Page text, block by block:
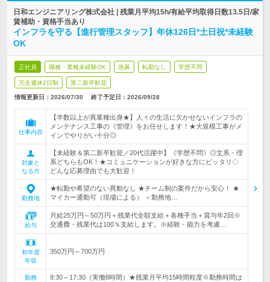
日和エンジニアリング株式会社 | 残業月平均15h/有給平均取得日数13.5日/家
賃補助・資格手当あり
インフラを守る【進行管理スタッフ】年休126日*土日祝*未経験
OK
正社員 職種・業種未経験OK 急募 転勤なし 学歴不問
完全週休2日制 第二新卒歓迎
情報更新日：2026/07/30 終了予定日： 2026/09/28
仕事内容
【半数以上が異業種出身★】人々の生活に欠かせないインフラの
メンテナンス工事の《管理》をお任せします！★大規模工事がメ
インでやりがい十分◎
対象と
なる方
【未経験＆第二新卒歓迎／20代活躍中】《学歴不問》◎文系・理
系どちらもOK！★コミュニケーションが好きな方にピッタリ◇
どんな応募理由でも大歓迎！
勤務地
★転勤や希望のない異動なし ★チーム制の案件だから安心！ ★
マイカー通勤可（現場による） ＜勤務地…
給与
月給25万円～50万円＋残業代全額支給＋各種手当＋賞与年2回※
交通費・残業代は100％支給します。※経験・能力を考慮…
初年度
年収
350万円～700万円
勤務
8:30～17:30（実働8時間）★残業月平均15時間程度※勤務時間は